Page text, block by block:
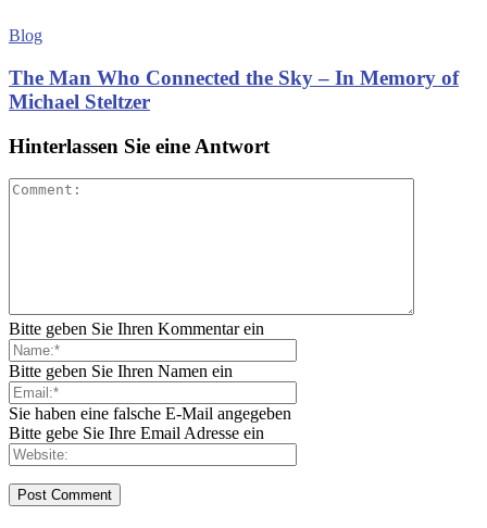
Blog
The Man Who Connected the Sky – In Memory of
Michael Steltzer
Hinterlassen Sie eine Antwort
Bitte geben Sie Ihren Kommentar ein
Bitte geben Sie Ihren Namen ein
Sie haben eine falsche E-Mail angegeben
Bitte gebe Sie Ihre Email Adresse ein